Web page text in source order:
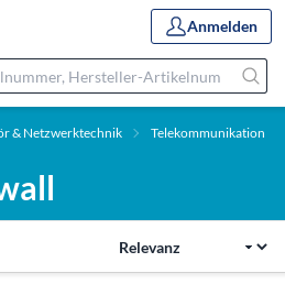
Anmelden
& Netzwerktechnik Telekommunikation